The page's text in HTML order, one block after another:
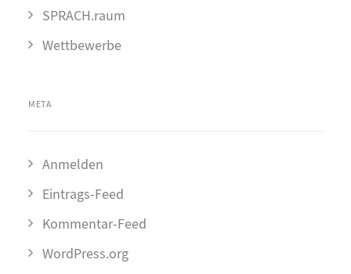
SPRACH.raum
Wettbewerbe
META
Anmelden
Eintrags-Feed
Kommentar-Feed
WordPress.org